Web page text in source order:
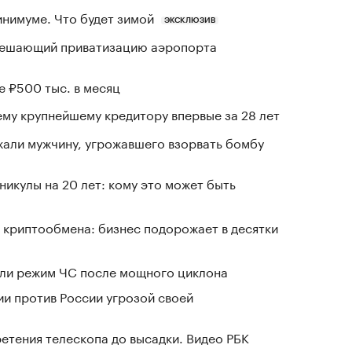
Что будет зимой ЭКСКЛЮЗИВ
приватизацию аэропорта
₽500 тыс. в месяц
крупнейшему кредитору впервые за 28 лет
мужчину, угрожавшего взорвать бомбу
на 20 лет: кому это может быть
бизнес подорожает в десятки
режим ЧС после мощного циклона
против России угрозой своей
телескопа до высадки. Видео РБК